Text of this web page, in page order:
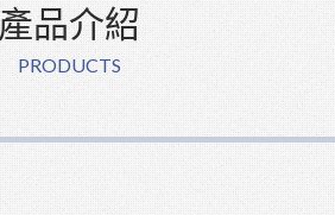
產品介紹
PRODUCTS